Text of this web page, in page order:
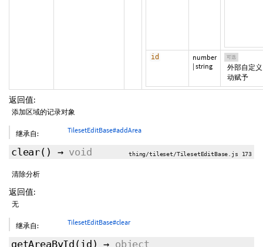
id
number
| string
可选
外部自定
动赋予
返回值:
添加区域的记录对象
继承自: TilesetEditBase#addArea
clear() → void thing/tileset/TilesetEditBase.js 173
清除分析
返回值:
无
继承自: TilesetEditBase#clear
getAreaById (id) → object